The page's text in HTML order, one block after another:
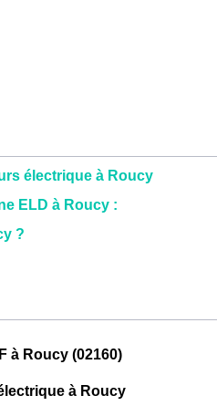
électrique à Roucy
ELD à Roucy :
?
à Roucy (02160)
à Roucy